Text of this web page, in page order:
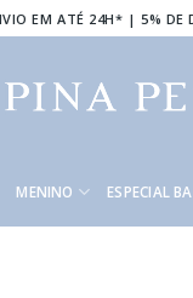
EM ATÉ 24H* | 5% DE
MENINO ESPECIAL